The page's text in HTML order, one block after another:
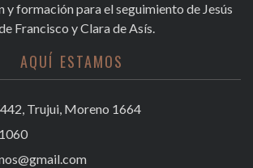
y formación para el seguimiento de Jesús
Francisco y Clara de Asís.
AQUÍ ESTAMOS
Trujui, Moreno 1664